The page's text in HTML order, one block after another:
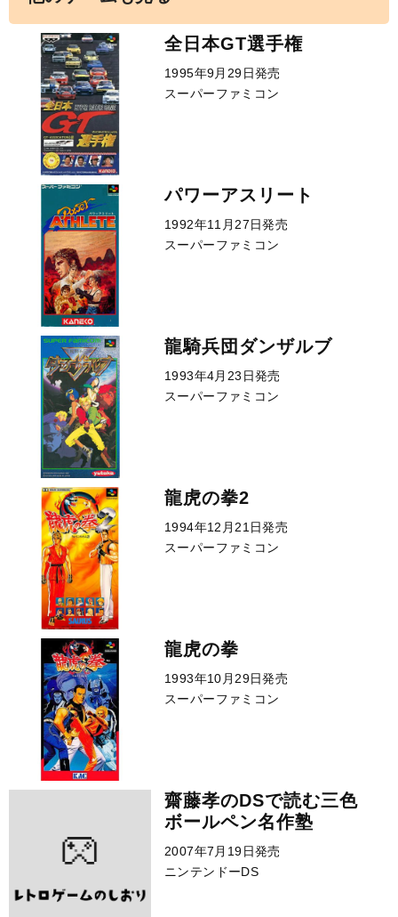
全日本GT選手権
1995年9月29日発売
スーパーファミコン
パワーアスリート
1992年11月27日発売
スーパーファミコン
龍騎兵団ダンザルブ
1993年4月23日発売
スーパーファミコン
龍虎の拳2
1994年12月21日発売
スーパーファミコン
龍虎の拳
1993年10月29日発売
スーパーファミコン
齋藤孝のDSで読む三色
ボールペン名作塾
2007年7月19日発売
ニンテンドーDS